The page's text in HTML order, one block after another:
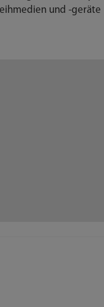
und -geräte